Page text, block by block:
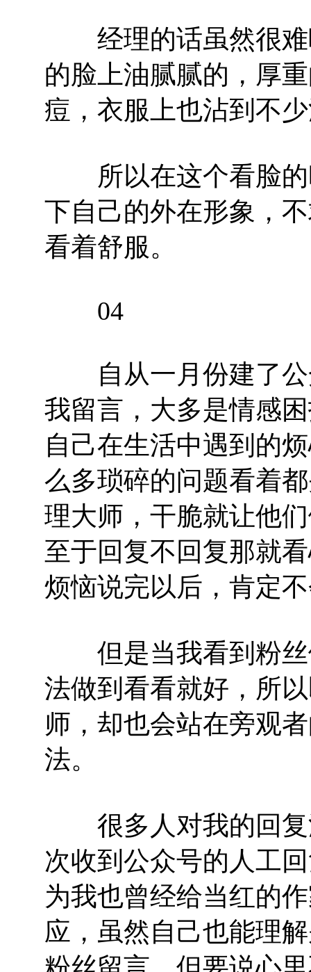
经理的话虽然很难
的脸上油腻腻的，厚
痘，衣服上也沾到不
所以在这个看脸的
下自己的外在形象，
看着舒服。
04
自从一月份建了公
我留言，大多是情感
自己在生活中遇到的
么多琐碎的问题看着
理大师，干脆就让他
至于回复不回复那就
烦恼说完以后，肯定
但是当我看到粉丝
法做到看看就好，所
师，却也会站在旁观
法。
很多人对我的回复
次收到公众号的人工
为我也曾经给当红的
应，虽然自己也能理